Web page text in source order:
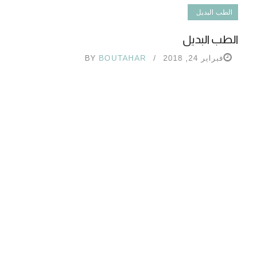
الطب البديل
الطب البديل
فبراير 24, 2018 BY BOUTAHAR